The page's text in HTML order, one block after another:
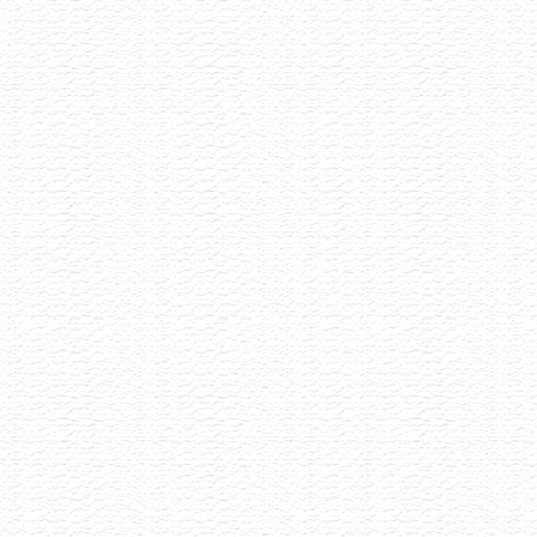
Akce již proběhla
Letní Pétnaty
22.6.2026
Selekce pétnatů napříč styly i původem